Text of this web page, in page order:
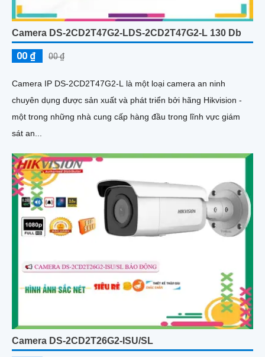
Camera DS-2CD2T47G2-LDS-2CD2T47G2-L 130 Db
00 ₫ 00 ₫
Camera IP DS-2CD2T47G2-L là một loại camera an ninh
chuyên dụng được sản xuất và phát triển bởi hãng Hikvision -
một trong những nhà cung cấp hàng đầu trong lĩnh vực giám
sát an...
Camera DS-2CD2T26G2-ISU/SL